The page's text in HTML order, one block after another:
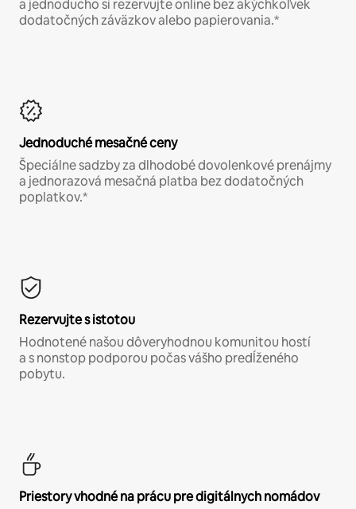
a jednoducho si rezervujte online bez akýchkoľvek
dodatočných záväzkov alebo papierovania.*
Jednoduché mesačné ceny
Špeciálne sadzby za dlhodobé dovolenkové prenájmy
a jednorazová mesačná platba bez dodatočných
poplatkov.*
Rezervujte s istotou
Hodnotené našou dôveryhodnou komunitou hostí
a s nonstop podporou počas vášho predĺženého
pobytu.
Priestory vhodné na prácu pre digitálnych nomádov